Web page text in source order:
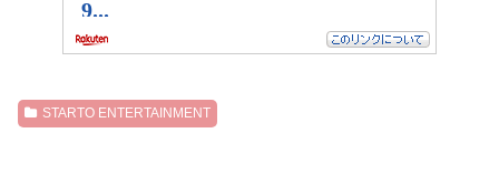
STARTO ENTERTAINMENT